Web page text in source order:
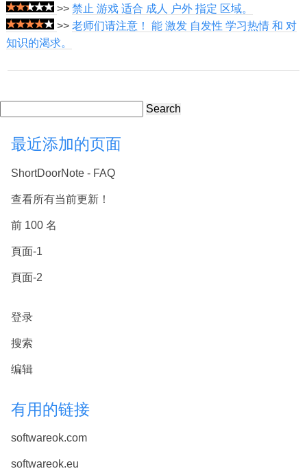
>> 禁止 游戏 适合 成人 户外 指定 区域。
>> 老师们请注意！ 能 激发 自发性 学习热情 和 对
知识的渴求。
Search
最近添加的页面
ShortDoorNote - FAQ
查看所有当前更新！
前 100 名
頁面-1
頁面-2
登录
搜索
编辑
有用的链接
softwareok.com
softwareok.eu